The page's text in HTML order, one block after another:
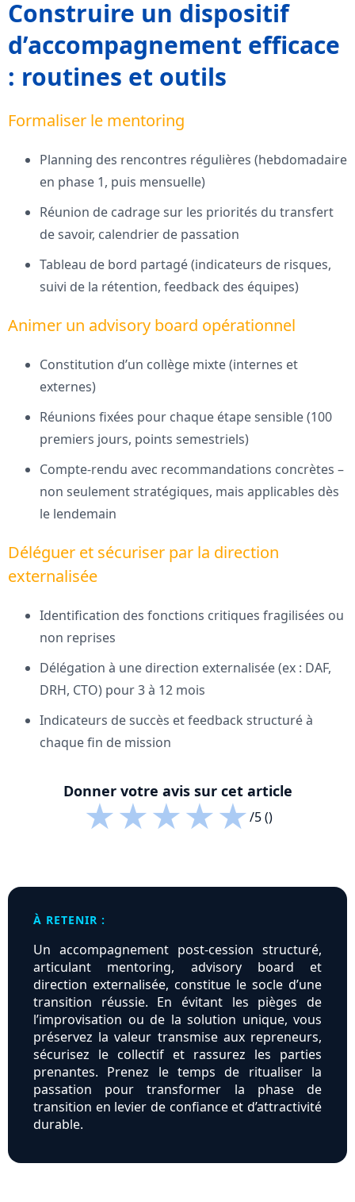
Construire un dispositif
d’accompagnement efficace
: routines et outils
Formaliser le mentoring
Planning des rencontres régulières (hebdomadaire
en phase 1, puis mensuelle)
Réunion de cadrage sur les priorités du transfert
de savoir, calendrier de passation
Tableau de bord partagé (indicateurs de risques,
suivi de la rétention, feedback des équipes)
Animer un advisory board opérationnel
Constitution d’un collège mixte (internes et
externes)
Réunions fixées pour chaque étape sensible (100
premiers jours, points semestriels)
Compte-rendu avec recommandations concrètes –
non seulement stratégiques, mais applicables dès
le lendemain
Déléguer et sécuriser par la direction
externalisée
Identification des fonctions critiques fragilisées ou
non reprises
Délégation à une direction externalisée (ex : DAF,
DRH, CTO) pour 3 à 12 mois
Indicateurs de succès et feedback structuré à
chaque fin de mission
Donner votre avis sur cet article
★★★★★/5 ()
À RETENIR :
Un accompagnement post-cession structuré,
articulant mentoring, advisory board et
direction externalisée, constitue le socle d’une
transition réussie. En évitant les pièges de
l’improvisation ou de la solution unique, vous
préservez la valeur transmise aux repreneurs,
sécurisez le collectif et rassurez les parties
prenantes. Prenez le temps de ritualiser la
passation pour transformer la phase de
transition en levier de confiance et d’attractivité
durable.